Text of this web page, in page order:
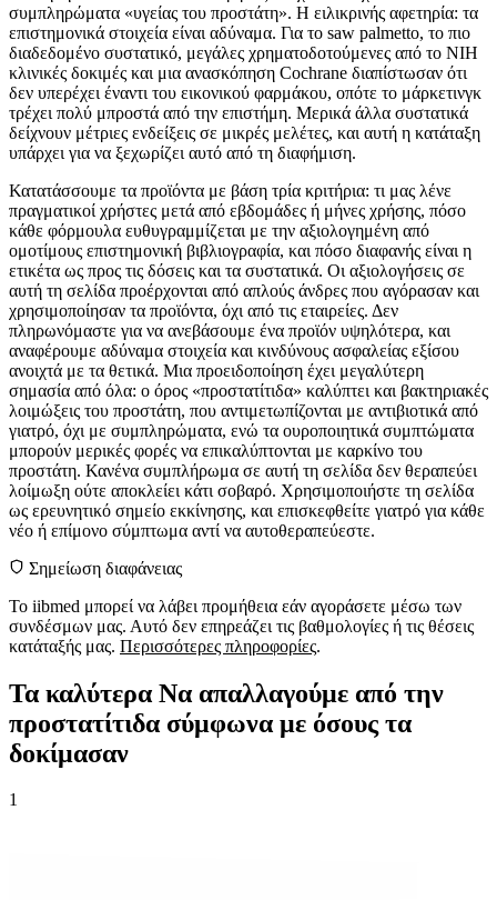
συμπληρώματα «υγείας του προστάτη». Η ειλικρινής αφετηρία: τα
επιστημονικά στοιχεία είναι αδύναμα. Για το saw palmetto, το πιο
διαδεδομένο συστατικό, μεγάλες χρηματοδοτούμενες από το NIH
κλινικές δοκιμές και μια ανασκόπηση Cochrane διαπίστωσαν ότι
δεν υπερέχει έναντι του εικονικού φαρμάκου, οπότε το μάρκετινγκ
τρέχει πολύ μπροστά από την επιστήμη. Μερικά άλλα συστατικά
δείχνουν μέτριες ενδείξεις σε μικρές μελέτες, και αυτή η κατάταξη
υπάρχει για να ξεχωρίζει αυτό από τη διαφήμιση.
Κατατάσσουμε τα προϊόντα με βάση τρία κριτήρια: τι μας λένε
πραγματικοί χρήστες μετά από εβδομάδες ή μήνες χρήσης, πόσο
κάθε φόρμουλα ευθυγραμμίζεται με την αξιολογημένη από
ομοτίμους επιστημονική βιβλιογραφία, και πόσο διαφανής είναι η
ετικέτα ως προς τις δόσεις και τα συστατικά. Οι αξιολογήσεις σε
αυτή τη σελίδα προέρχονται από απλούς άνδρες που αγόρασαν και
χρησιμοποίησαν τα προϊόντα, όχι από τις εταιρείες. Δεν
πληρωνόμαστε για να ανεβάσουμε ένα προϊόν υψηλότερα, και
αναφέρουμε αδύναμα στοιχεία και κινδύνους ασφαλείας εξίσου
ανοιχτά με τα θετικά. Μια προειδοποίηση έχει μεγαλύτερη
σημασία από όλα: ο όρος «προστατίτιδα» καλύπτει και βακτηριακές
λοιμώξεις του προστάτη, που αντιμετωπίζονται με αντιβιοτικά από
γιατρό, όχι με συμπληρώματα, ενώ τα ουροποιητικά συμπτώματα
μπορούν μερικές φορές να επικαλύπτονται με καρκίνο του
προστάτη. Κανένα συμπλήρωμα σε αυτή τη σελίδα δεν θεραπεύει
λοίμωξη ούτε αποκλείει κάτι σοβαρό. Χρησιμοποιήστε τη σελίδα
ως ερευνητικό σημείο εκκίνησης, και επισκεφθείτε γιατρό για κάθε
νέο ή επίμονο σύμπτωμα αντί να αυτοθεραπεύεστε.
Σημείωση διαφάνειας
Το iibmed μπορεί να λάβει προμήθεια εάν αγοράσετε μέσω των
συνδέσμων μας. Αυτό δεν επηρεάζει τις βαθμολογίες ή τις θέσεις
κατάταξής μας. Περισσότερες πληροφορίες.
Τα καλύτερα Να απαλλαγούμε από την
προστατίτιδα σύμφωνα με όσους τα
δοκίμασαν
1